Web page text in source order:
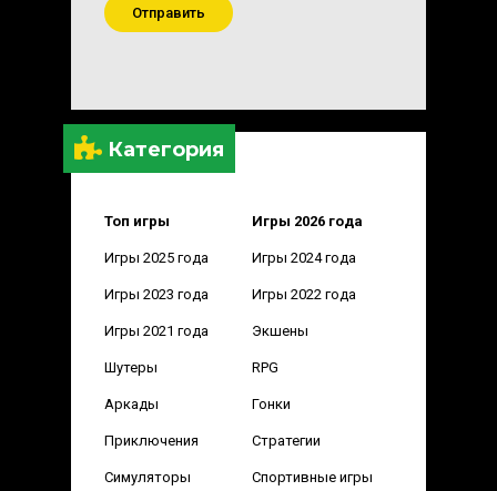
Категория
Топ игры Игры 2026 года
Игры 2025 года Игры 2024 года
Игры 2023 года Игры 2022 года
Игры 2021 года Экшены
Шутеры RPG
Аркады Гонки
Приключения Стратегии
Симуляторы Спортивные игры
Отправить